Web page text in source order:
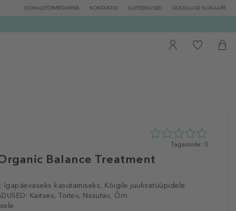
KOHALETOIMETAMINE KONTAKTID ILUTEENUSED DOUGLASE ILUKAART
Balance Treatment
Igapäevaseks kasutamiseks, Kõigile juuksetüüpidele
Kaitsev, Toitev, Niisutav, Õrn
0
Tagasiside: 0